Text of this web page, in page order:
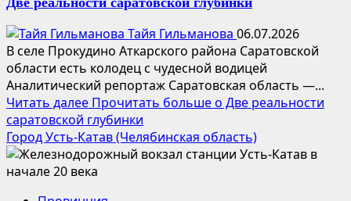
Тайя Гильманова 06.07.2026
В селе Прокудино Аткарского района Саратовской
области есть колодец с чудесной водицей
Аналитический репортаж Саратовская область —...
Читать далее Прочитать больше о Две реальности
саратовской глубинки
Город Усть-Катав (Челябинская область)